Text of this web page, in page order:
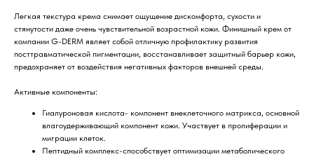
Легкая текстура крема снимает ощущение дискомфорта, сухости и
стянутости даже очень чувствительной возрастной кожи. Финишный крем от
компании G-DERM являет собой отличную профилактику развития
посттравматической пигментации, восстанавливает защитный барьер кожи,
предохраняет от воздействия негативных факторов внешней среды.
Активные компоненты:
Гиалуроновая кислота- компонент внеклеточного матрикса, основной
влагоудерживающий компонент кожи. Участвует в пролиферации и
миграции клеток.
Пептидный комплекс-способствует оптимизации метаболического